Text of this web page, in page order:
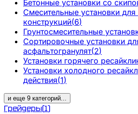
Бетонные установки со
Смесительные установки
конструкций(6)
Грунтосмесительные
Сортировочные установки
асфальтогранулят(2)
Установки горячего
Установки холодного
действия(1)
и еще 9 категорий...
Грейдеры(1)